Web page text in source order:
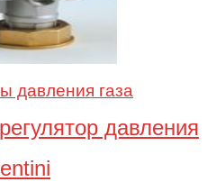
давления газа
давления